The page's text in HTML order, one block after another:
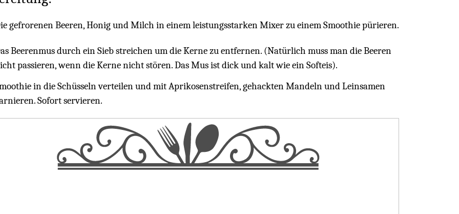
gefrorenen Beeren, Honig und Milch in einem leistungsstarken Mixer zu einem Smoothie pürieren.
Beerenmus durch ein Sieb streichen um die Kerne zu entfernen. (Natürlich muss man die Beeren
passieren, wenn die Kerne nicht stören. Das Mus ist dick und kalt wie ein Softeis).
in die Schüsseln verteilen und mit Aprikosenstreifen, gehackten Mandeln und Leinsamen
Sofort servieren.